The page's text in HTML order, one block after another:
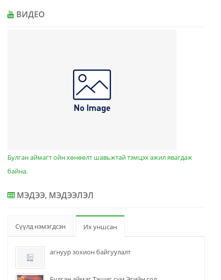
ВИДЕО
Булган аймагт ойн хөнөөлт шавьжтай тэмцэх ажил явагдаж
байна.
МЭДЭЭ, МЭДЭЭЛЭЛ
Сүүлд нэмэгдсэн Их уншсан
агнуур зохион байгуулалт